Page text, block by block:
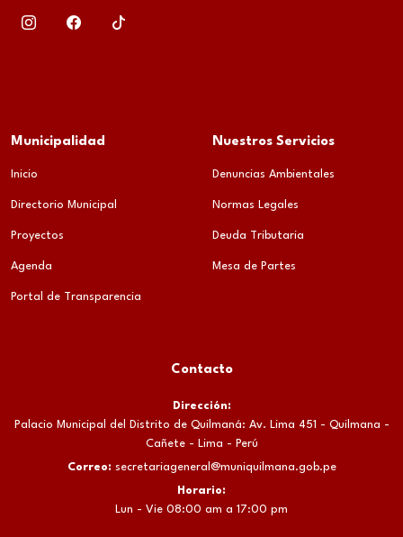
Municipalidad
Inicio
Directorio Municipal
Proyectos
Agenda
Portal de Transparencia
Nuestros Servicios
Denuncias Ambientales
Normas Legales
Deuda Tributaria
Mesa de Partes
Contacto
Dirección:
Palacio Municipal del Distrito de Quilmaná: Av. Lima 451 - Quilmana -
Cañete - Lima - Perú
Correo: secretariageneral@muniquilmana.gob.pe
Horario:
Lun - Vie 08:00 am a 17:00 pm